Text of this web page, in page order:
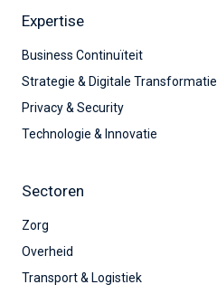
Expertise
Business Continuïteit
Strategie & Digitale Transformatie
Privacy & Security
Technologie & Innovatie
Sectoren
Zorg
Overheid
Transport & Logistiek